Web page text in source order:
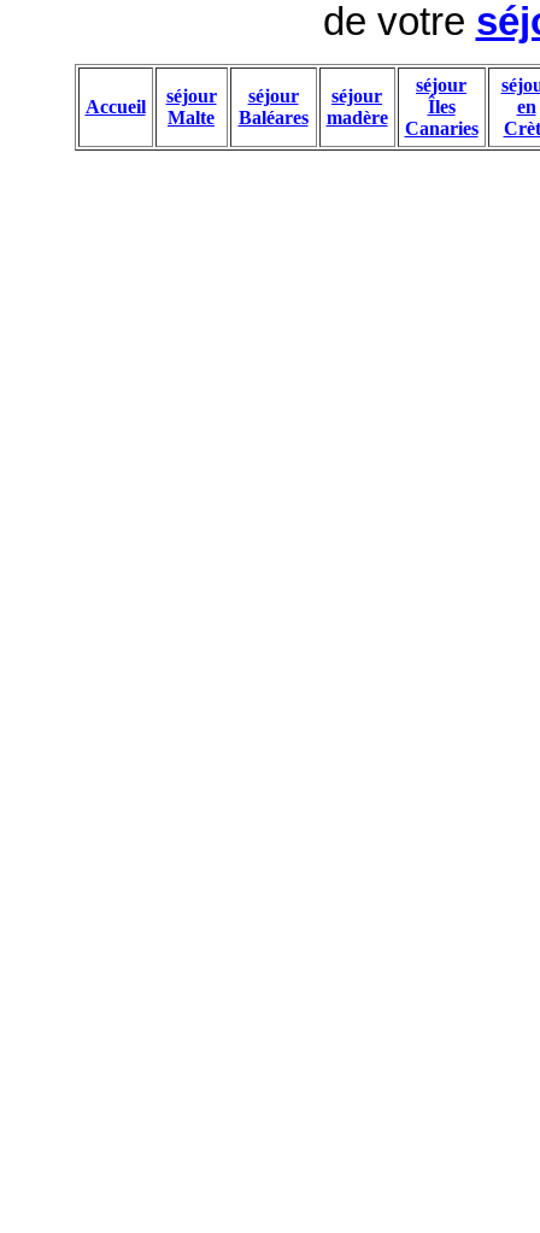
de votre
Accueil
séjour
Malte
séjour
Baléares
séjour
madère
séjour
Îles
Canaries
en